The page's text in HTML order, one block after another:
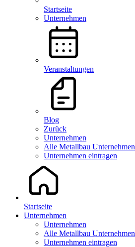
Startseite
Unternehmen
Veranstaltungen
Blog
Zurück
Unternehmen
Alle Metallbau Unternehmen
Unternehmen eintragen
Startseite
Unternehmen
Unternehmen
Alle Metallbau Unternehmen
Unternehmen eintragen